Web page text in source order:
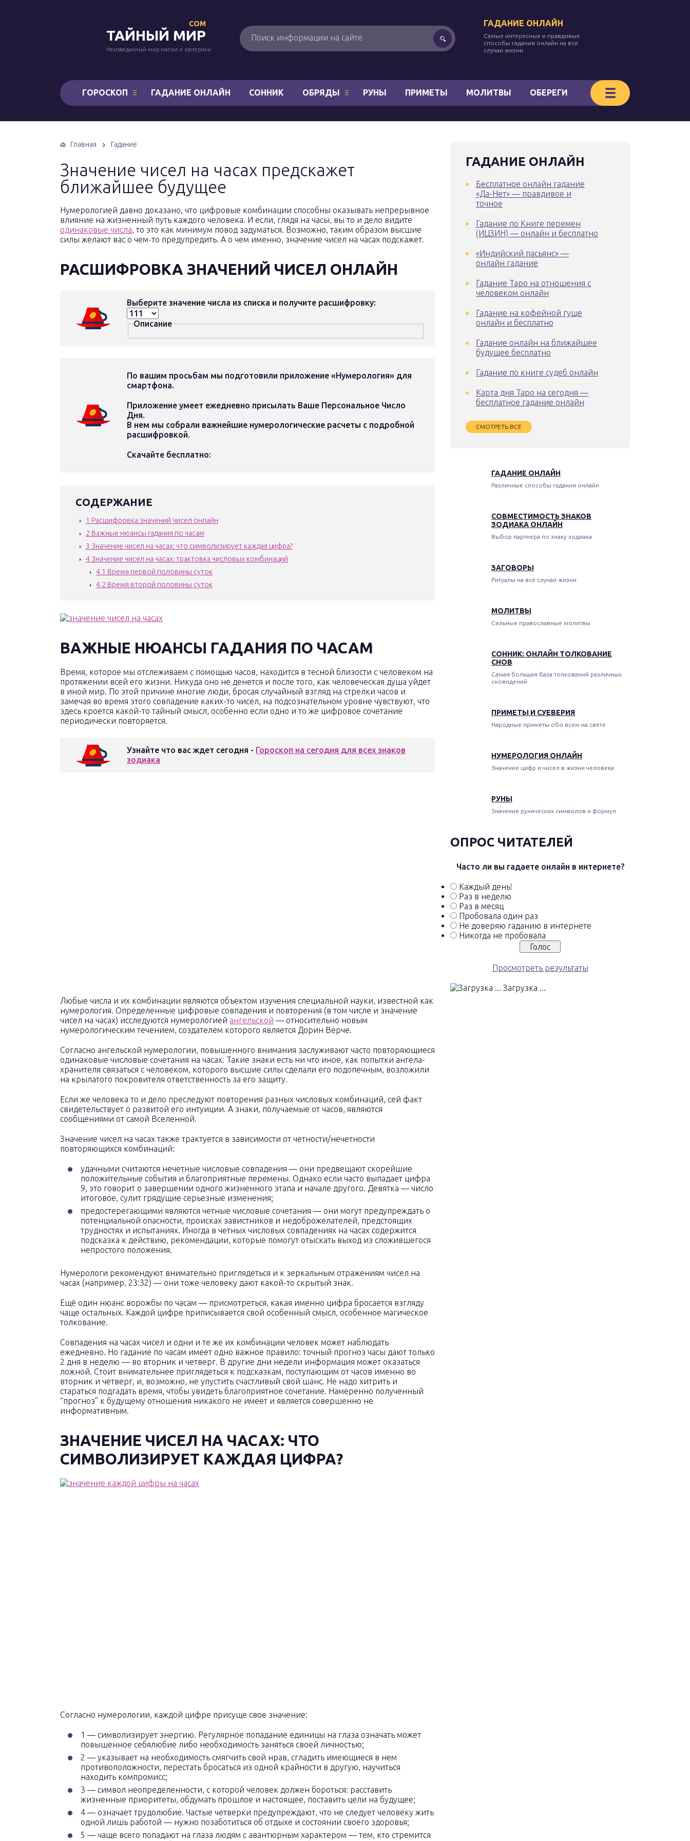
ТАЙНЫЙ МИР
COM
Неизведанный мир магии и эзотерики
ГАДАНИЕ ОНЛАЙН
Самые интересные и правдивые
способы гадания онлайн на все
случаи жизни
ГОРОСКОП ГАДАНИЕ ОНЛАЙН СОННИК ОБРЯДЫ РУНЫ ПРИМЕТЫ МОЛИТВЫ ОБЕРЕГИ
Главная Гадание
Значение чисел на часах предскажет
ближайшее будущее
Нумерологией давно доказано, что цифровые комбинации способны оказывать непрерывное
влияние на жизненный путь каждого человека. И если, глядя на часы, вы то и дело видите
одинаковые числа, то это как минимум повод задуматься. Возможно, таким образом высшие
силы желают вас о чем-то предупредить. А о чем именно, значение чисел на часах подскажет.
РАСШИФРОВКА ЗНАЧЕНИЙ ЧИСЕЛ ОНЛАЙН
Выберите значение числа из списка и получите расшифровку:
Описание
По вашим просьбам мы подготовили приложение «Нумерология» для
смартфона.
Приложение умеет ежедневно присылать Ваше Персональное Число
Дня.
В нем мы собрали важнейшие нумерологические расчеты с подробной
расшифровкой.
Скачайте бесплатно:
СОДЕРЖАНИЕ
1 Расшифровка значений чисел онлайн
2 Важные нюансы гадания по часам
3 Значение чисел на часах: что символизирует каждая цифра?
4 Значение чисел на часах: трактовка числовых комбинаций
4.1 Время первой половины суток
4.2 Время второй половины суток
ВАЖНЫЕ НЮАНСЫ ГАДАНИЯ ПО ЧАСАМ
Время, которое мы отслеживаем с помощью часов, находится в тесной близости с человеком на
протяжении всей его жизни. Никуда оно не денется и после того, как человеческая душа уйдет
в иной мир. По этой причине многие люди, бросая случайный взгляд на стрелки часов и
замечая во время этого совпадение каких-то чисел, на подсознательном уровне чувствуют, что
здесь кроется какой-то тайный смысл, особенно если одно и то же цифровое сочетание
периодически повторяется.
Узнайте что вас ждет сегодня - Гороскоп на сегодня для всех знаков
зодиака
Любые числа и их комбинации являются объектом изучения специальной науки, известной как
нумерология. Определенные цифровые совпадения и повторения (в том числе и значение
чисел на часах) исследуются нумерологией ангельской — относительно новым
нумерологическим течением, создателем которого является Дорин Верче.
Согласно ангельской нумерологии, повышенного внимания заслуживают часто повторяющиеся
одинаковые числовые сочетания на часах. Такие знаки есть ни что иное, как попытки ангела-
хранителя связаться с человеком, которого высшие силы сделали его подопечным, возложили
на крылатого покровителя ответственность за его защиту.
Если же человека то и дело преследуют повторения разных числовых комбинаций, сей факт
свидетельствует о развитой его интуиции. А знаки, получаемые от часов, являются
сообщениями от самой Вселенной.
Значение чисел на часах также трактуется в зависимости от четности/нечетности
повторяющихся комбинаций:
удачными считаются нечетные числовые совпадения — они предвещают скорейшие
положительные события и благоприятные перемены. Однако если часто выпадает цифра
9, это говорит о завершении одного жизненного этапа и начале другого. Девятка — число
итоговое, сулит грядущие серьезные изменения;
предостерегающими являются четные числовые сочетания — они могут предупреждать о
потенциальной опасности, происках завистников и недоброжелателей, предстоящих
трудностях и испытаниях. Иногда в четных числовых совпадениях на часах содержится
подсказка к действию, рекомендации, которые помогут отыскать выход из сложившегося
непростого положения.
Нумерологи рекомендуют внимательно приглядеться и к зеркальным отражениям чисел на
часах (например, 23:32) — они тоже человеку дают какой-то скрытый знак.
Ещё один нюанс ворожбы по часам — присмотреться, какая именно цифра бросается взгляду
чаще остальных. Каждой цифре приписывается свой особенный смысл, особенное магическое
толкование.
Совпадения на часах чисел и одни и те же их комбинации человек может наблюдать
ежедневно. Но гадание по часам имеет одно важное правило: точный прогноз часы дают только
2 дня в неделю — во вторник и четверг. В другие дни недели информация может оказаться
ложной. Стоит внимательнее приглядеться к подсказкам, поступающим от часов именно во
вторник и четверг, и, возможно, не упустить счастливый свой шанс. Не надо хитрить и
стараться подгадать время, чтобы увидеть благоприятное сочетание. Намеренно полученный
“прогноз” к будущему отношения никакого не имеет и является совершенно не
информативным.
ЗНАЧЕНИЕ ЧИСЕЛ НА ЧАСАХ: ЧТО
СИМВОЛИЗИРУЕТ КАЖДАЯ ЦИФРА?
Согласно нумерологии, каждой цифре присуще свое значение:
1 — символизирует энергию. Регулярное попадание единицы на глаза означать может
повышенное себялюбие либо необходимость заняться своей личностью;
2 — указывает на необходимость смягчить свой нрав, сгладить имеющиеся в нем
противоположности, перестать бросаться из одной крайности в другую, научиться
находить компромисс;
3 — символ неопределенности, с которой человек должен бороться: расставить
жизненные приоритеты, обдумать прошлое и настоящее, поставить цели на будущее;
4 — означает трудолюбие. Частые четверки предупреждают, что не следует человеку жить
одной лишь работой — нужно позаботиться об отдыхе и состоянии своего здоровья;
5 — чаще всего попадают на глаза людям с авантюрным характером — тем, кто стремится
ГАДАНИЕ ОНЛАЙН
Бесплатное онлайн гадание
«Да-Нет» — правдивое и
точное
Гадание по Книге перемен
(ИЦЗИН) — онлайн и бесплатно
«Индийский пасьянс» —
онлайн гадание
Гадание Таро на отношения с
человеком онлайн
Гадание на кофейной гуще
онлайн и бесплатно
Гадание онлайн на ближайшее
будущее бесплатно
Гадание по книге судеб онлайн
Карта дня Таро на сегодня —
бесплатное гадание онлайн
СМОТРЕТЬ ВСЁ
ГАДАНИЕ ОНЛАЙН
Различные способы гадания онлайн
СОВМЕСТИМОСТЬ ЗНАКОВ
ЗОДИАКА ОНЛАЙН
Выбор партнера по знаку зодиака
ЗАГОВОРЫ
Ритуалы на все случаи жизни
МОЛИТВЫ
Сильные православные молитвы
СОННИК: ОНЛАЙН ТОЛКОВАНИЕ
СНОВ
Самая большая база толкований различных
сновидений
ПРИМЕТЫ И СУЕВЕРИЯ
Народные приметы обо всем на свете
НУМЕРОЛОГИЯ ОНЛАЙН
Значение цифр и чисел в жизни человека
РУНЫ
Значение рунических символов и формул
ОПРОС ЧИТАТЕЛЕЙ
Часто ли вы гадаете онлайн в интернете?
Каждый день!
Раз в неделю
Раз в месяц
Пробовала один раз
Не доверяю гаданию в интернете
Никогда не пробовала
Просмотреть результаты
Загрузка ...